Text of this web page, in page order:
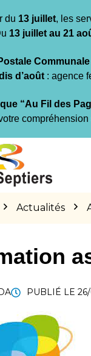
du 13 juillet, les
13 juillet au 21
Communale
d’août : agence
“Au Fil des
Actualités
PUBLIÉ LE